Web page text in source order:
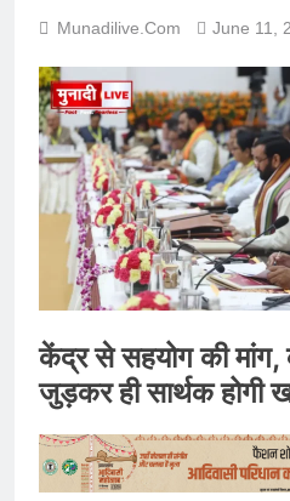
Munadilive.com June 11,
केंद्र से सहयोग की मांग,
जुड़कर ही सार्थक होगी